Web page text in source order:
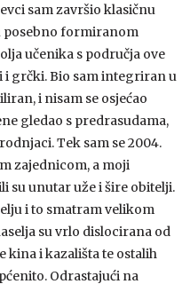
sam završio klasičnu
posebno formiranom
učenika s područja ove
i grčki. Bio sam integriran u
i nisam se osjećao
gledao s predrasudama,
Tek sam se 2004.
zajednicom, a moji
su unutar uže i šire obitelji.
i to smatram velikom
su vrlo dislocirana od
kina i kazališta te ostalih
Odrastajući na